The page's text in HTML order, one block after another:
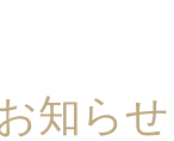
知らせ